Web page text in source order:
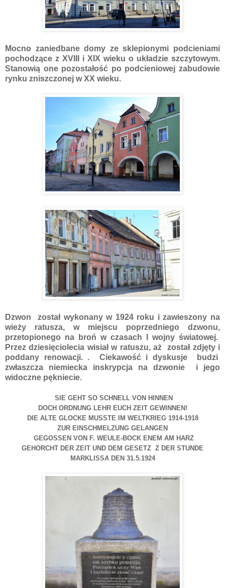
Mocno zaniedbane domy ze sklepionymi podcieniami
pochodzące z XVIII i XIX wieku o układzie szczytowym.
Stanowią one pozostałość po podcieniowej zabudowie
rynku zniszczonej w XX wieku.
Dzwon został wykonany w 1924 roku i zawieszony na
wieży ratusza, w miejscu poprzedniego dzwonu,
przetopionego na broń w czasach I wojny światowej.
Przez dziesięciolecia wisiał w ratuszu, aż został zdjęty i
poddany renowacji. . Ciekawość i dyskusje budzi
zwłaszcza niemiecka inskrypcja na dzwonie i jego
widoczne pękniecie.
SIE GEHT SO SCHNELL VON HINNEN
DOCH ORDNUNG LEHR EUCH ZEIT GEWINNEN!
DIE ALTE GLOCKE MUSSTE IM WELTKRIEG 1914-1918
ZUR EINSCHMELZUNG GELANGEN
GEGOSSEN VON F. WEULE-BOCK ENEM AM HARZ
GEHORCHT DER ZEIT UND DEM GESETZ Z DER STUNDE
MARKLISSA DEN 31.5.1924